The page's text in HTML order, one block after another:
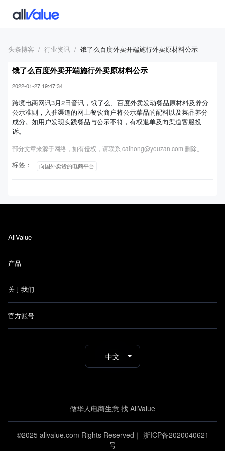
头条博客 行业资讯 饿了么百度外卖开端施行外卖原材料公示
饿了么百度外卖开端施行外卖原材料公示
2022-01-27 19:47:34
跨境电商网讯3月2日音讯，饿了么、百度外卖发动餐品原材料及养分
公示准则，入驻渠道的网上餐饮商户将公示菜品的配料以及菜品养分
成分。如用户发现实践餐品与公示不符，有权退单及向渠道客服投
诉。
部分文章来源于网络，如有侵权，请联系 caihong@youzan.com 删除。
标签： 向国外卖货的电商平台
AllValue
产品
关于我们
官方账号
中文
做华人电商生意 找 AllValue
©2025 allvalue.com Rights Reserved｜ 浙ICP备2020040621
号